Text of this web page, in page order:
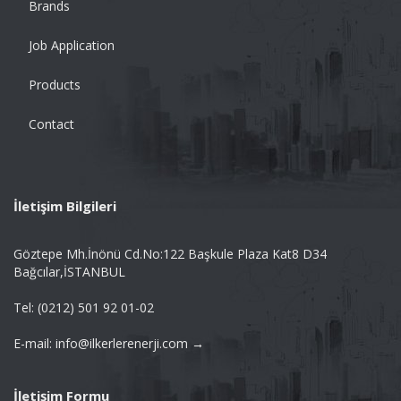
Brands
Job Application
Products
Contact
İletişim Bilgileri
Göztepe Mh.İnönü Cd.No:122 Başkule Plaza Kat8 D34
Bağcılar,İSTANBUL
Tel: (0212) 501 92 01-02
E-mail: info@ilkerlerenerji.com →
İletişim Formu